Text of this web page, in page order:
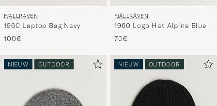
FJÄLLRÄVEN
1960 Laptop Bag Navy
100€
FJÄLLRÄVEN
1960 Logo Hat Alpine Blue
70€
NIEUW OUTDOOR NIEUW OUTDOOR